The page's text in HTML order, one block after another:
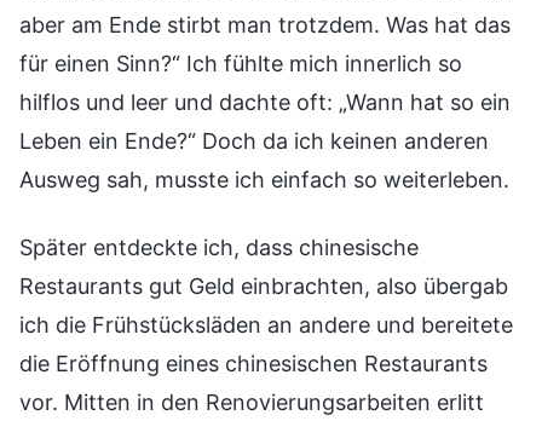
aber am Ende stirbt man trotzdem. Was hat das
für einen Sinn?“ Ich fühlte mich innerlich so
hilflos und leer und dachte oft: „Wann hat so ein
Leben ein Ende?“ Doch da ich keinen anderen
Ausweg sah, musste ich einfach so weiterleben.
Später entdeckte ich, dass chinesische
Restaurants gut Geld einbrachten, also übergab
ich die Frühstücksläden an andere und bereitete
die Eröffnung eines chinesischen Restaurants
vor. Mitten in den Renovierungsarbeiten erlitt